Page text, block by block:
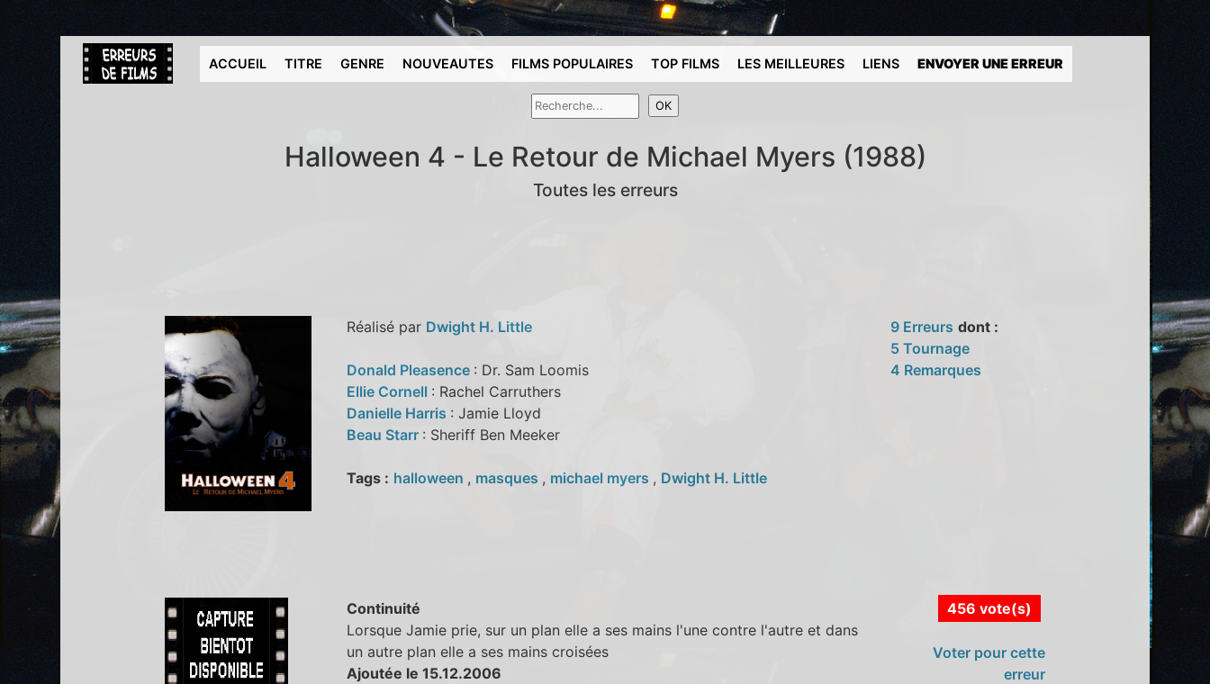
ACCUEIL TITRE GENRE NOUVEAUTES FILMS POPULAIRES TOP FILMS LES MEILLEURES LIENS ENVOYER UNE ERREUR
Halloween 4 - Le Retour de Michael Myers (1988)
Toutes les erreurs
Réalisé par Dwight H. Little
Donald Pleasence : Dr. Sam Loomis
Ellie Cornell : Rachel Carruthers
Danielle Harris : Jamie Lloyd
Beau Starr : Sheriff Ben Meeker
Tags : halloween , masques , michael myers , Dwight H. Little
9 Erreurs dont :
5 Tournage
4 Remarques
Continuité
Lorsque Jamie prie, sur un plan elle a ses mains l'une contre l'autre et dans
un autre plan elle a ses mains croisées
Ajoutée le 15.12.2006
456 vote(s)
Voter pour cette
erreur